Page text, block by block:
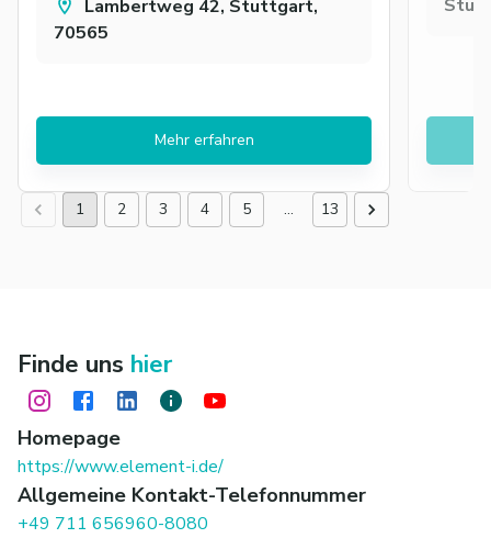
Lambertweg 42, Stuttgart,
70565
Mehr erfahren
1 2 3 4 5 … 13
Finde uns hier
Homepage
https://www.element-i.de/
Allgemeine Kontakt-Telefonnummer
+49 711 656960-8080